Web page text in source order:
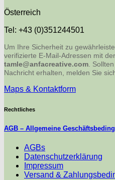
Österreich
Tel: +43 (0)351244501
Um Ihre Sicherheit zu
verifizierte E-Mail-Adressen mit
tamle@anfacreative.com.
Nachricht erhalten, melden Sie
Maps & Kontaktform
Rechtliches
AGB – Allgemeine
AGBs
Datenschutzerklärung
Impressum
Versand &